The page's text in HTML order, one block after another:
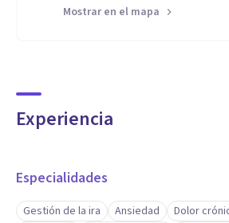
Mostrar en el mapa
Experiencia
Especialidades
Gestión de la ira Ansiedad Dolor